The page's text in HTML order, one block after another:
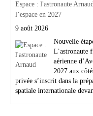
Espace : l'astronaute
l’espace en 2027
9 août 2026
Nouvelle
L’astronaute
aérienne
2027 aux
privée s’inscrit dans la
spatiale internationale